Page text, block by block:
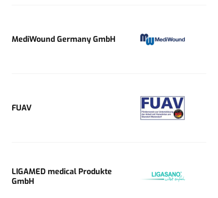
MediWound Germany GmbH
FUAV
LIGAMED medical Produkte
GmbH